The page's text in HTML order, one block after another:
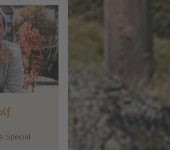
CIN +